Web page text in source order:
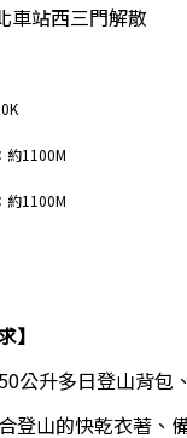
車站西三門解散
約1100M
約1100M
】
公升多日登山背包
登山的快乾衣著、